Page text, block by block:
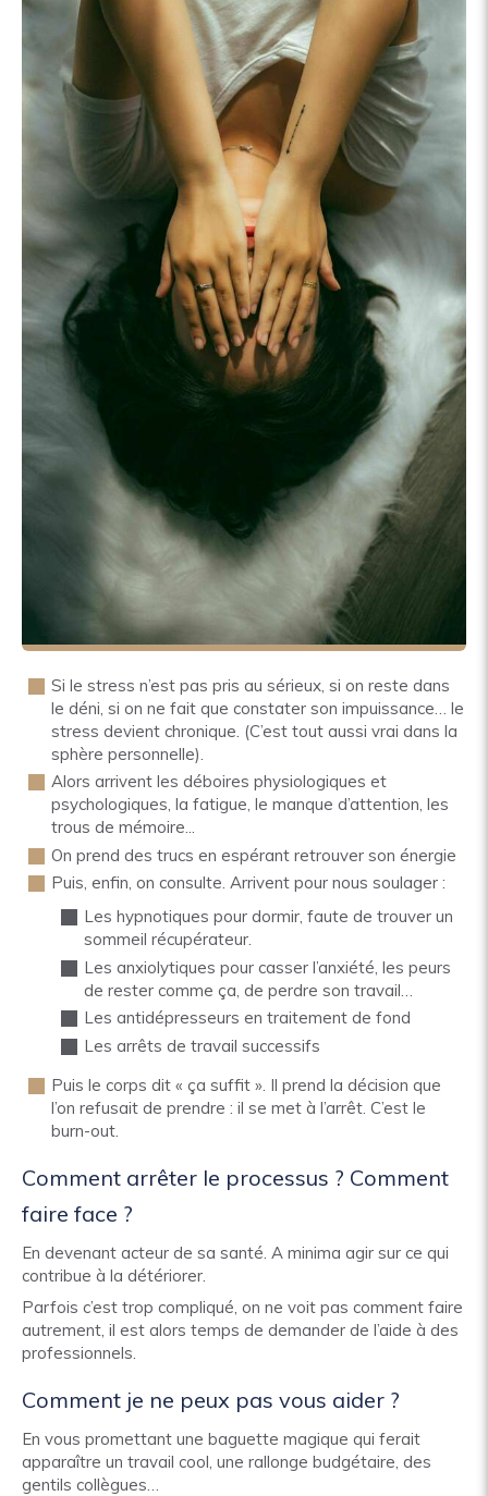
Si le stress n’est pas pris au sérieux, si on reste dans
le déni, si on ne fait que constater son impuissance… le
stress devient chronique. (C’est tout aussi vrai dans la
sphère personnelle).
Alors arrivent les déboires physiologiques et
psychologiques, la fatigue, le manque d’attention, les
trous de mémoire...
On prend des trucs en espérant retrouver son énergie
Puis, enfin, on consulte. Arrivent pour nous soulager :
Les hypnotiques pour dormir, faute de trouver un
sommeil récupérateur.
Les anxiolytiques pour casser l’anxiété, les peurs
de rester comme ça, de perdre son travail…
Les antidépresseurs en traitement de fond
Les arrêts de travail successifs
Puis le corps dit « ça suffit ». Il prend la décision que
l’on refusait de prendre : il se met à l’arrêt. C’est le
burn-out.
Comment arrêter le processus ? Comment
faire face ?
En devenant acteur de sa santé. A minima agir sur ce qui
contribue à la détériorer.
Parfois c’est trop compliqué, on ne voit pas comment faire
autrement, il est alors temps de demander de l’aide à des
professionnels.
Comment je ne peux pas vous aider ?
En vous promettant une baguette magique qui ferait
apparaître un travail cool, une rallonge budgétaire, des
gentils collègues…